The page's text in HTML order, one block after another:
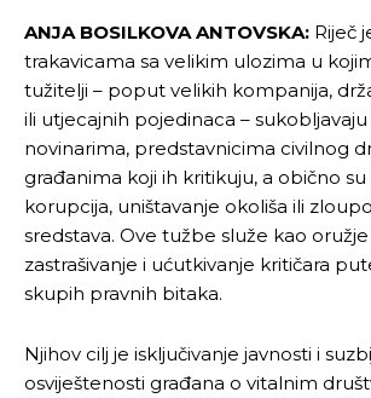
ANJA BOSILKOVA ANTOVSKA: Riječ
trakavicama sa velikim ulozima u
tužitelji – poput velikih kompanija,
ili utjecajnih pojedinaca – sukobljavaju
novinarima, predstavnicima civilnog
građanima koji ih kritikuju, a obično su
korupcija, uništavanje okoliša ili
sredstava. Ove tužbe služe kao
zastrašivanje i ućutkivanje kritičara
skupih pravnih bitaka.
Njihov cilj je isključivanje javnosti i
osviještenosti građana o vitalnim